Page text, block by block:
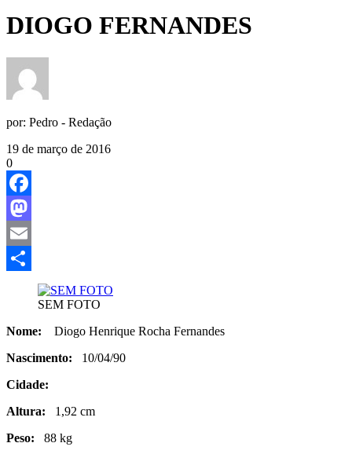
DIOGO FERNANDES
por: Pedro - Redação
19 de março de 2016
0
Facebook
Mastodon
Email
SEM FOTO
Nome: Diogo Henrique Rocha Fernandes
Nascimento: 10/04/90
Cidade:
Altura: 1,92 cm
Peso: 88 kg